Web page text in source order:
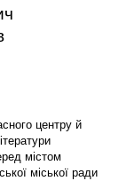
центру й
містом
міської ради